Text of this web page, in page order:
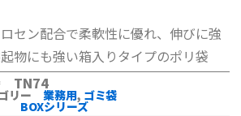
セン配合で柔軟性に優れ、伸びに強
物にも強い箱入りタイプのポリ袋
TN74
リー 業務用, ゴミ袋
BOXシリーズ